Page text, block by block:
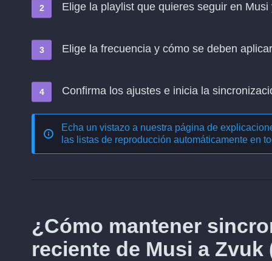
Elige la playlist que quieres seguir en
Elige la frecuencia y cómo se deben
Confirma los ajustes e inicia la
Echa un vistazo a nuestra página de
las listas de reproducción automáticamente en
¿Cómo mantener
reciente de Musi a Zvuk